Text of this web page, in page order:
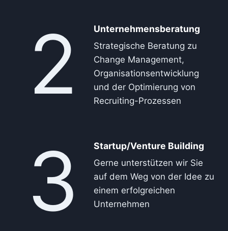
2 Unternehmensberatung
Strategische Beratung zu
Change Management,
Organisationsentwicklung
und der Optimierung von
Recruiting-Prozessen
3 Startup/Venture Building
Gerne unterstützen wir Sie
auf dem Weg von der Idee zu
einem erfolgreichen
Unternehmen